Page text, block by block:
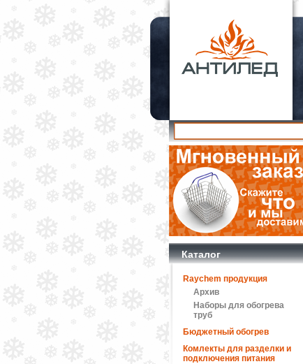
Каталог
Raychem продукция
Архив
Наборы для обогрева
труб
Бюджетный обогрев
Комлекты для разделки и
подключения питания